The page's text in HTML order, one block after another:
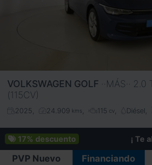
VOLKSWAGEN GOLF ··MÁS··
(115CV)
2025 24.909 kms 115 cv Diésel
17% descuento ¡ Te
PVP Nuevo Financiando